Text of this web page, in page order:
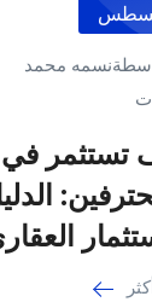
محمد
تستثمر في